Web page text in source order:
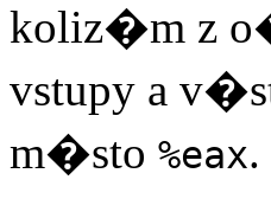
koliz�m z
vstupy a
m�sto %eax